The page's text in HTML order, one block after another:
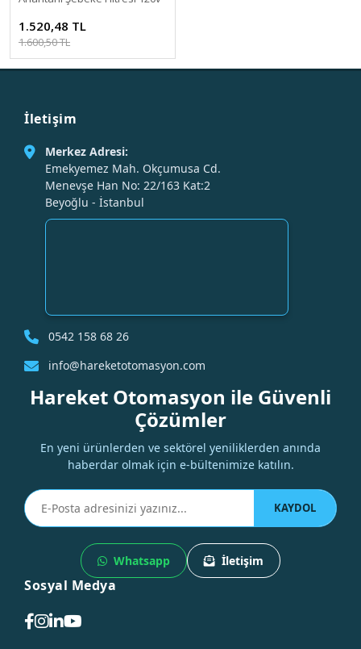
1.520,48 TL
1.600,50 TL
İletişim
Merkez Adresi:
Emekyemez Mah. Okçumusa Cd.
Menevşe Han No: 22/163 Kat:2
Beyoğlu - İstanbul
0542 158 68 26
info@hareketotomasyon.com
Hareket Otomasyon ile Güvenli
Çözümler
En yeni ürünlerden ve sektörel yeniliklerden anında
haberdar olmak için e-bültenimize katılın.
KAYDOL
Whatsapp İletişim
Sosyal Medya